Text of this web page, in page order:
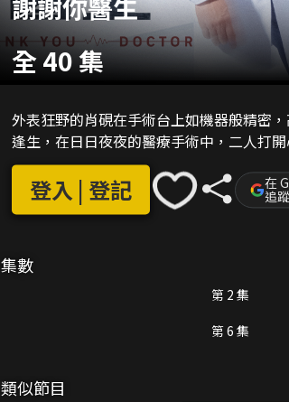
謝謝你醫生
全 40 集
外表狂野的肖硯在手術台上如機器般精密
逢生，在日日夜夜的醫療手術中，二人打
登入 | 登記 在
追
集數
第 2 集
第 6 集
類似節目